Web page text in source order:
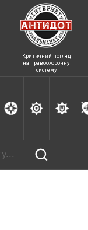
Критичний погляд
на правоохоронну
систему